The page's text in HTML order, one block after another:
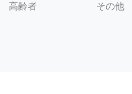
高齢者 その他